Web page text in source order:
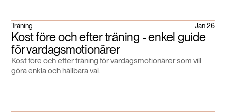
Träning Jan 26
Kost före och efter träning - enkel guide
för vardagsmotionärer
Kost före och efter träning för vardagsmotionärer som vill
göra enkla och hållbara val.